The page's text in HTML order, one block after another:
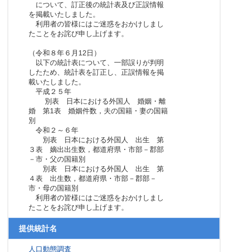
について、訂正後の統計表及び正誤情報
を掲載いたしました。
利用者の皆様にはご迷惑をおかけしまし
たことをお詫び申し上げます。
（令和８年６月12日）
以下の統計表について、一部誤りが判明
したため、統計表を訂正し、正誤情報を掲
載いたしました。
平成２５年
別表 日本における外国人 婚姻・離
婚 第1表 婚姻件数，夫の国籍・妻の国籍
別
令和２～６年
別表 日本における外国人 出生 第
３表 嫡出出生数，都道府県・市部－郡部
－市・父の国籍別
別表 日本における外国人 出生 第
４表 出生数，都道府県・市部－郡部－
市・母の国籍別
利用者の皆様にはご迷惑をおかけしまし
たことをお詫び申し上げます。
提供統計名
人口動態調査